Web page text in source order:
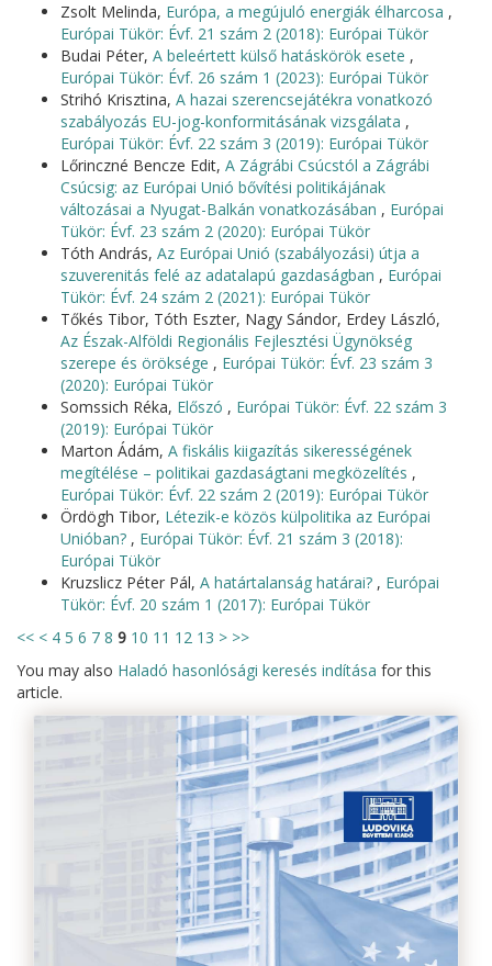
Zsolt Melinda, Európa, a megújuló energiák élharcosa ,
Európai Tükör: Évf. 21 szám 2 (2018): Európai Tükör
Budai Péter, A beleértett külső hatáskörök esete ,
Európai Tükör: Évf. 26 szám 1 (2023): Európai Tükör
Strihó Krisztina, A hazai szerencsejátékra vonatkozó
szabályozás EU-jog-konformitásának vizsgálata ,
Európai Tükör: Évf. 22 szám 3 (2019): Európai Tükör
Lőrinczné Bencze Edit, A Zágrábi Csúcstól a Zágrábi
Csúcsig: az Európai Unió bővítési politikájának
változásai a Nyugat-Balkán vonatkozásában , Európai
Tükör: Évf. 23 szám 2 (2020): Európai Tükör
Tóth András, Az Európai Unió (szabályozási) útja a
szuverenitás felé az adatalapú gazdaságban , Európai
Tükör: Évf. 24 szám 2 (2021): Európai Tükör
Tőkés Tibor, Tóth Eszter, Nagy Sándor, Erdey László,
Az Észak-Alföldi Regionális Fejlesztési Ügynökség
szerepe és öröksége , Európai Tükör: Évf. 23 szám 3
(2020): Európai Tükör
Somssich Réka, Előszó , Európai Tükör: Évf. 22 szám 3
(2019): Európai Tükör
Marton Ádám, A fiskális kiigazítás sikerességének
megítélése – politikai gazdaságtani megközelítés ,
Európai Tükör: Évf. 22 szám 2 (2019): Európai Tükör
Ördögh Tibor, Létezik-e közös külpolitika az Európai
Unióban? , Európai Tükör: Évf. 21 szám 3 (2018):
Európai Tükör
Kruzslicz Péter Pál, A határtalanság határai? , Európai
Tükör: Évf. 20 szám 1 (2017): Európai Tükör
<< < 4 5 6 7 8 9 10 11 12 13 > >>
You may also Haladó hasonlósági keresés indítása for this
article.